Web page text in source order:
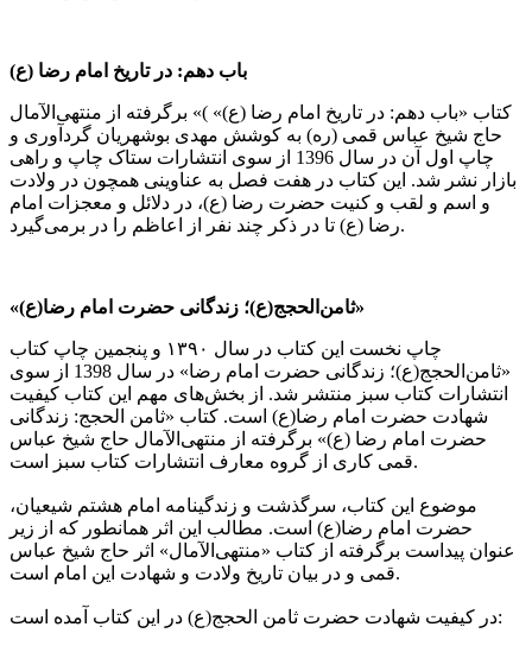
باب دهم: در تاریخ امام رضا (ع)
کتاب «باب دهم: در تاریخ امام رضا (ع)» )» برگرفته از منتهی‌الآمال
حاج شیخ عباس قمی (ره) به کوشش مهدی بوشهریان گردآوری و
چاپ اول آن در سال 1396 از سوی انتشارات ستاک چاپ و راهی
بازار نشر شد. این کتاب در هفت فصل به عناوینی همچون در ولادت
و اسم و لقب و کنیت حضرت رضا (ع)، در دلائل و معجزات امام
رضا (ع) تا در ذکر چند نفر از اعاظم را در برمی‌گیرد.
«ثامن‌الحجج(ع)؛ زندگانی حضرت امام رضا(ع)»
چاپ نخست این کتاب در سال ۱۳۹۰ و پنجمین چاپ کتاب
«ثامن‌الحجج(ع)؛ زندگانی حضرت امام رضا» در سال 1398 از سوی
انتشارات کتاب سبز منتشر شد. از بخش‌های مهم این کتاب کیفیت
شهادت حضرت امام رضا(ع) است. کتاب «ثامن الحجج: زندگانی
حضرت امام رضا (ع)» برگرفته از منتهی‌الآمال حاج شیخ عباس
قمی کاری از گروه معارف انتشارات کتاب سبز است.
موضوع این کتاب، سرگذشت و زندگینامه امام هشتم شیعیان،
حضرت امام رضا(ع) است. مطالب این اثر همانطور که از زیر
عنوان پیداست برگرفته از کتاب «منتهی‌الآمال» اثر حاج شیخ عباس
قمی و در بیان تاریخ ولادت و شهادت این امام است.
در کیفیت شهادت حضرت ثامن الحجج(ع) در این کتاب آمده است: